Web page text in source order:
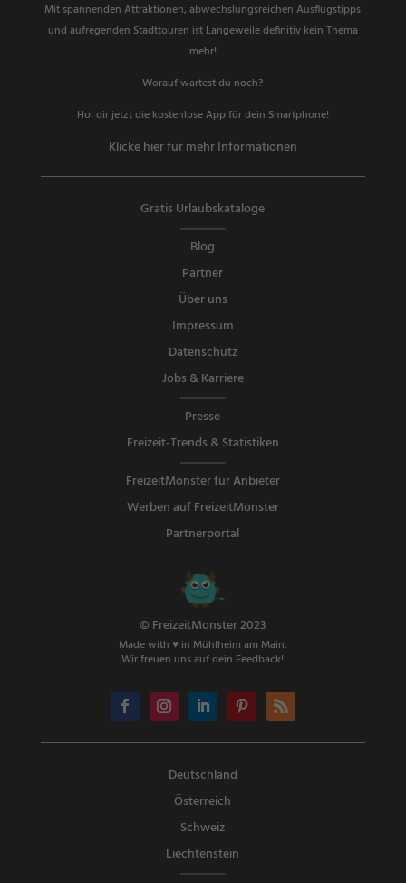
Mit spannenden Attraktionen, abwechslungsreichen Ausflugstipps
und aufregenden Stadttouren ist Langeweile definitiv kein Thema
mehr!
Worauf wartest du noch?
Hol dir jetzt die kostenlose App für dein Smartphone!
Klicke hier für mehr Informationen
Gratis Urlaubskataloge
Blog
Partner
Über uns
Impressum
Datenschutz
Jobs & Karriere
Presse
Freizeit-Trends & Statistiken
FreizeitMonster für Anbieter
Werben auf FreizeitMonster
Partnerportal
© FreizeitMonster 2023
Made with ♥ in Mühlheim am Main.
Wir freuen uns auf dein Feedback!
Deutschland
Österreich
Schweiz
Liechtenstein